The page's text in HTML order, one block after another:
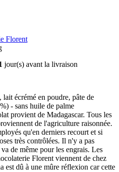
Florent
jour(s) avant la livraison
écrémé en poudre, pâte de
- sans huile de palme
provient de Madagascar. Tous les
de l'agriculture raisonnée.
qu'en derniers recourt et si
très contrôlées. Il n'y a pas
de même pour les engrais. Les
Florent viennent de chez
est dû à une mûre réflexion car cette